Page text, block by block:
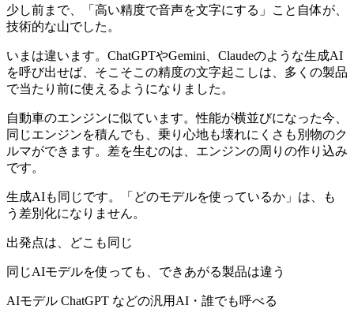
少し前まで、「高い精度で音声を文字にする」こと自体が、
技術的な山でした。
いまは違います。ChatGPTやGemini、Claudeのような生成AI
を呼び出せば、そこそこの精度の文字起こしは、多くの製品
で当たり前に使えるようになりました。
自動車のエンジンに似ています。性能が横並びになった今、
同じエンジンを積んでも、乗り心地も壊れにくさも別物のク
ルマができます。差を生むのは、エンジンの周りの作り込み
です。
生成AIも同じです。「どのモデルを使っているか」は、も
う差別化になりません。
出発点は、どこも同じ
同じAIモデルを使っても、できあがる製品は違う
AIモデル ChatGPT などの汎用AI・誰でも呼べる